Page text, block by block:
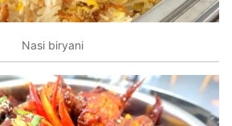
Nasi biryani